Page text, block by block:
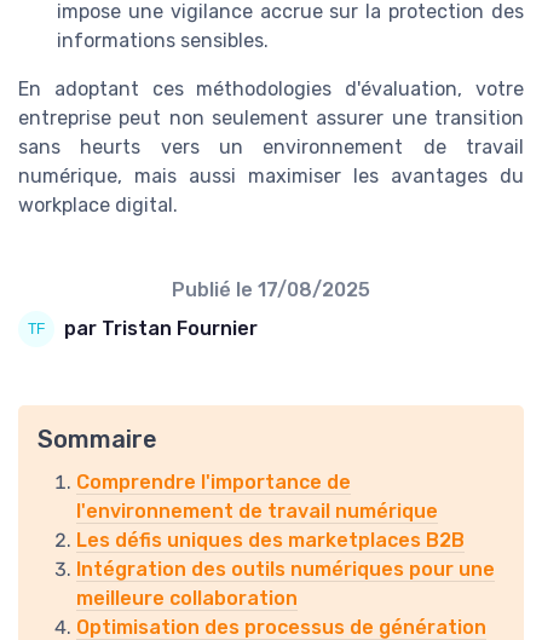
impose une vigilance accrue sur la protection des
informations sensibles.
En adoptant ces méthodologies d'évaluation, votre
entreprise peut non seulement assurer une transition
sans heurts vers un environnement de travail
numérique, mais aussi maximiser les avantages du
workplace digital.
Publié le 17/08/2025
par Tristan Fournier
Sommaire
Comprendre l'importance de
l'environnement de travail numérique
Les défis uniques des marketplaces B2B
Intégration des outils numériques pour une
meilleure collaboration
Optimisation des processus de génération